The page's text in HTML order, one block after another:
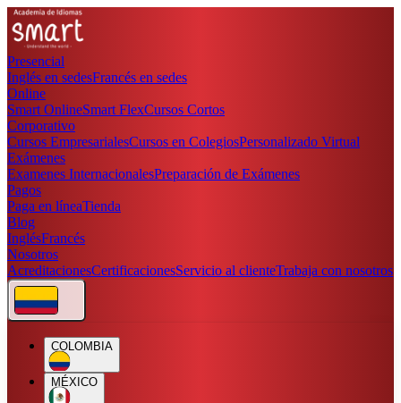
Presencial
Inglés en sedesFrancés en sedes
Online
Smart OnlineSmart FlexCursos Cortos
Corporativo
Cursos EmpresarialesCursos en ColegiosPersonalizado Virtual
Exámenes
Examenes InternacionalesPreparación de Exámenes
Pagos
Paga en líneaTienda
Blog
InglésFrancés
Nosotros
AcreditacionesCertificacionesServicio al clienteTrabaja con nosotros
COLOMBIA
MÉXICO